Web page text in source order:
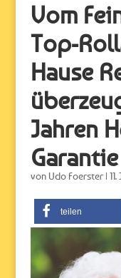
Vom
Top-
Hause
Jahren
Garantie
von Udo Foerster|
teilen